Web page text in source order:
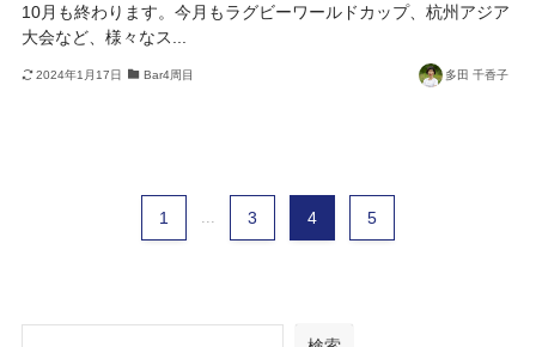
10月も終わります。今月もラグビーワールドカップ、杭州アジア
大会など、様々なス...
2024年1月17日 Bar4周目 多田 千香子
1 3 4 5